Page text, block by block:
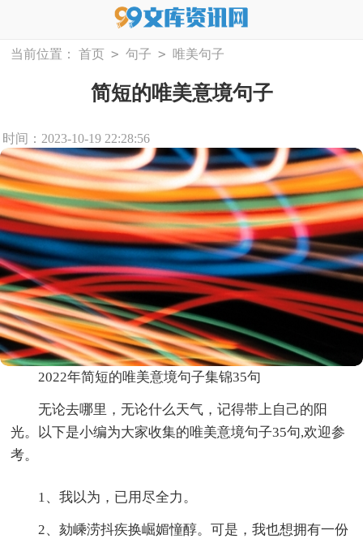
当前位置： 首页 > 句子 > 唯美句子
简短的唯美意境句子
时间：2023-10-19 22:28:56
2022年简短的唯美意境句子集锦35句
无论去哪里，无论什么天气，记得带上自己的阳
光。以下是小编为大家收集的唯美意境句子35句,欢迎参
考。
1、我以为，已用尽全力。
2、劾嵊涝抖疾换崛媚憧醇。可是，我也想拥有一份